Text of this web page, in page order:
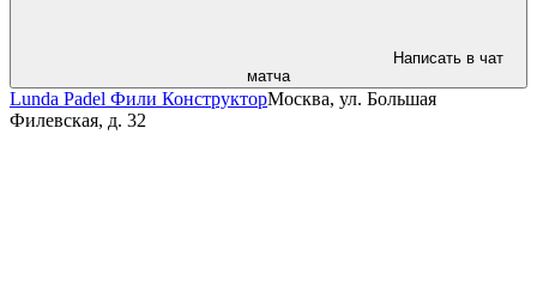
Написать в чат
матча
Lunda Padel Фили КонструкторМосква, ул. Большая
Филевская, д. 32